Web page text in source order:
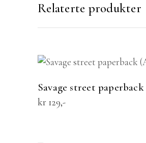
Relaterte produkter
KJØP
Savage street
kr 129